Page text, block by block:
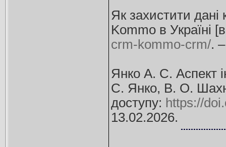
Як захистити дані
Kommo в Україні
crm-kommo-crm/.
Янко А. С. Аспект
С. Янко, В. О.
доступу: https://
13.02.2026.